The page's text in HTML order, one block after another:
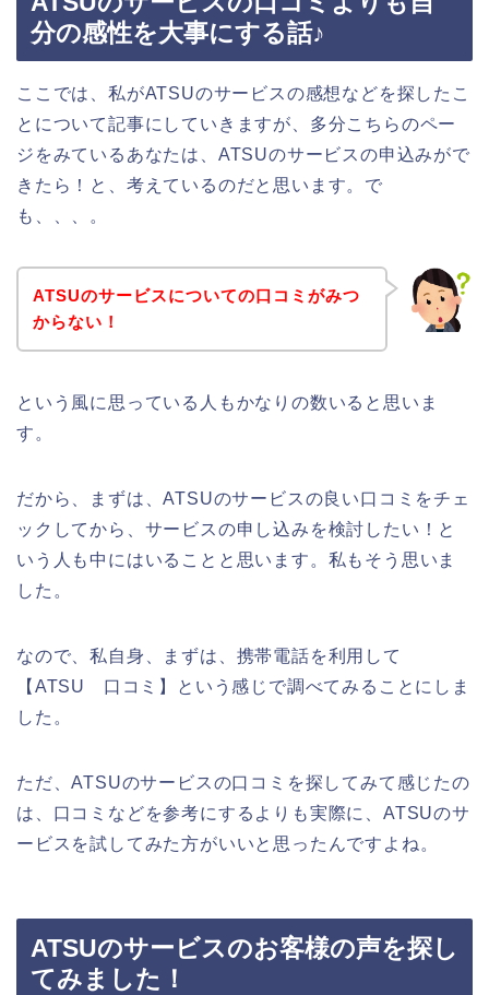
分の感性を大事にする話♪
ここでは、私がATSUのサービスの感想などを探したこ
とについて記事にしていきますが、多分こちらのペー
ジをみているあなたは、ATSUのサービスの申込みがで
きたら！と、考えているのだと思います。で
も、、、。
ATSUのサービスについての口コミがみつ
からない！
という風に思っている人もかなりの数いると思いま
す。
だから、まずは、ATSUのサービスの良い口コミをチェ
ックしてから、サービスの申し込みを検討したい！と
いう人も中にはいることと思います。私もそう思いま
した。
なので、私自身、まずは、携帯電話を利用して
【ATSU 口コミ】という感じで調べてみることにしま
した。
ただ、ATSUのサービスの口コミを探してみて感じたの
は、口コミなどを参考にするよりも実際に、ATSUのサ
ービスを試してみた方がいいと思ったんですよね。
ATSUのサービスのお客様の声を探し
てみました！